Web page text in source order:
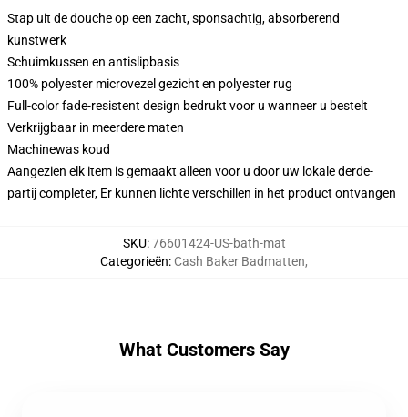
Stap uit de douche op een zacht, sponsachtig, absorberend
kunstwerk
Schuimkussen en antislipbasis
100% polyester microvezel gezicht en polyester rug
Full-color fade-resistent design bedrukt voor u wanneer u bestelt
Verkrijgbaar in meerdere maten
Machinewas koud
Aangezien elk item is gemaakt alleen voor u door uw lokale derde-
partij completer, Er kunnen lichte verschillen in het product ontvangen
SKU:76601424-US-bath-mat
Categorieën: Cash Baker Badmatten,
What Customers Say